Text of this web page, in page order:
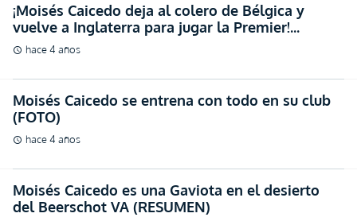
¡Moisés Caicedo deja al colero de Bélgica y
vuelve a Inglaterra para jugar la Premier!
(OFICIAL)
schedule hace 4 años
Moisés Caicedo se entrena con todo en su club
(FOTO)
schedule hace 4 años
Moisés Caicedo es una Gaviota en el desierto
del Beerschot VA (RESUMEN)